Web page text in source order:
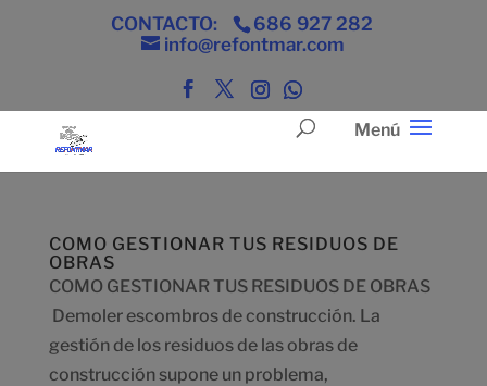
CONTACTO:
686 927 282
info@refontmar.com
COMO GESTIONAR TUS RESIDUOS DE
OBRAS
COMO GESTIONAR TUS RESIDUOS DE OBRAS
Demoler escombros de construcción. La
gestión de los residuos de las obras de
construcción supone un problema,